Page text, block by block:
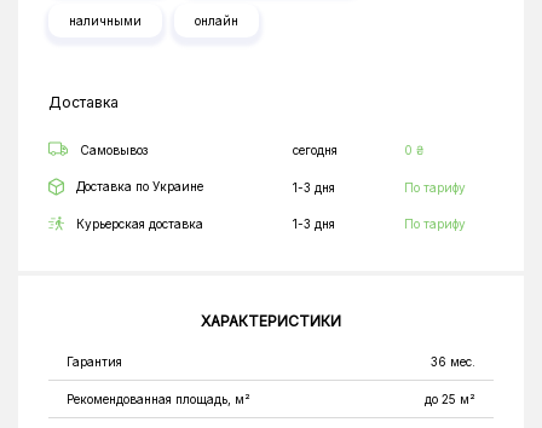
наличными онлайн
Доставка
Самовывоз сегодня 0 ₴
Доставка по Украине 1-3 дня По тарифу
Курьерская доставка 1-3 дня По тарифу
ХАРАКТЕРИСТИКИ
Гарантия 36 мес.
Рекомендованная площадь, м² до 25 м²